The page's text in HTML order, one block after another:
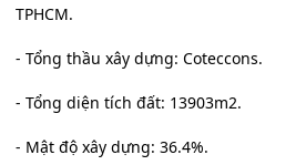
TPHCM.
- Tổng thầu xây dựng: Coteccons.
- Tổng diện tích đất: 13903m2.
- Mật độ xây dựng: 36.4%.